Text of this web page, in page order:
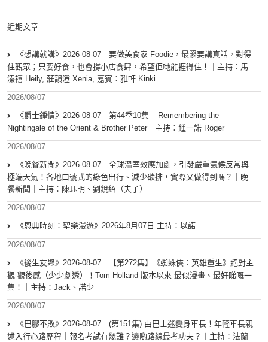
近期文章
《想講就講》2026-08-07｜要做美食家 Foodie，最緊要講真話，對得
住觀眾；只要好食，也會撐小店食肆，希望佢哋能捱得住！｜主持：馬
溱禧 Heily, 莊韻澄 Xenia, 嘉賓：雅軒 Kinki
2026/08/07
《爵士鍾情》2026-08-07︱第44季10集 – Remembering the
Nightingale of the Orient & Brother Peter︱主持：鍾一諾 Roger
2026/08/07
《晚餐新聞》2026-08-07｜全球溫室效應加劇，引發嚴重氣候反常與
極端天氣！各地口號式的綠色出行、減少碳排，實際又做得到嗎？｜晚
餐新聞｜主持：陳珏明、劉銳紹（夫子）
2026/08/07
《恩典時刻：聖樂漫遊》2026年8月07日 主持：以諾
2026/08/07
《後生友聚》2026-08-07︱【第272集】《蜘蛛俠：英雄重生》絕對主
觀 觀後感（少少劇透）！Tom Holland 版本以來 最似漫畫、最好睇嘅一
集！｜主持：Jack、諾少
2026/08/07
《巴膠不敗》2026-08-07︱(第151集) 由巴士迷變身車長！年輕車長親
述入行心路歷程｜報名考試有幾難？邊啲路線最考功夫？︱主持：法蘭